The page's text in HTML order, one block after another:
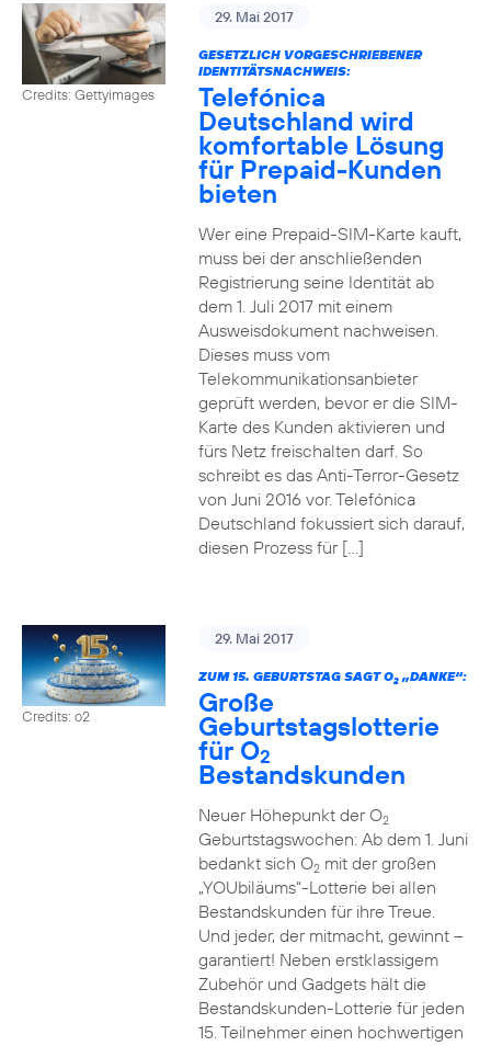
Credits: Gettyimages
29. Mai 2017
GESETZLICH VORGESCHRIEBENER
IDENTITÄTSNACHWEIS:
Telefónica
Deutschland wird
komfortable Lösung
für Prepaid-Kunden
bieten
Wer eine Prepaid-SIM-Karte kauft,
muss bei der anschließenden
Registrierung seine Identität ab
dem 1. Juli 2017 mit einem
Ausweisdokument nachweisen.
Dieses muss vom
Telekommunikationsanbieter
geprüft werden, bevor er die SIM-
Karte des Kunden aktivieren und
fürs Netz freischalten darf. So
schreibt es das Anti-Terror-Gesetz
von Juni 2016 vor. Telefónica
Deutschland fokussiert sich darauf,
diesen Prozess für […]
Credits: o2
29. Mai 2017
ZUM 15. GEBURTSTAG SAGT O2„DANKE“:
Große
Geburtstagslotterie
für O2
Bestandskunden
Neuer Höhepunkt der O2
Geburtstagswochen: Ab dem 1. Juni
bedankt sich O2mit der großen
„YOUbiläums“-Lotterie bei allen
Bestandskunden für ihre Treue.
Und jeder, der mitmacht, gewinnt –
garantiert! Neben erstklassigem
Zubehör und Gadgets hält die
Bestandskunden-Lotterie für jeden
15. Teilnehmer einen hochwertigen